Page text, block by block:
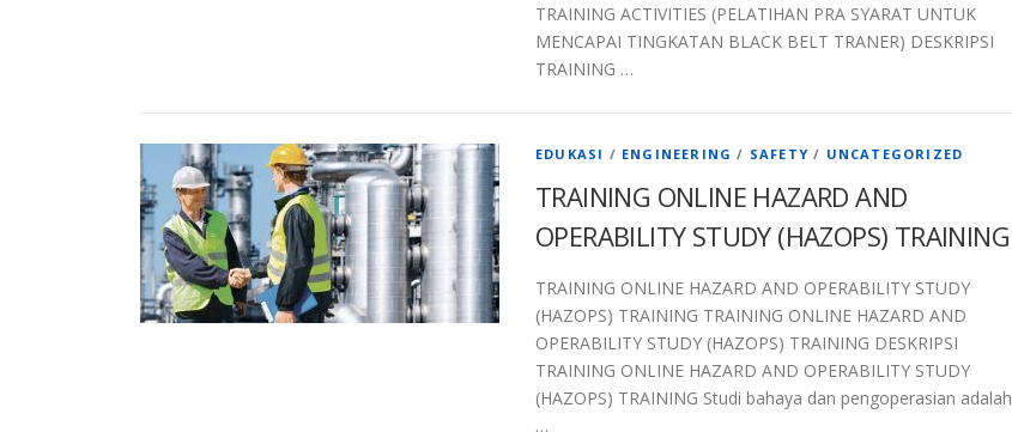
TRAINING ACTIVITIES (PELATIHAN PRA SYARAT UNTUK
MENCAPAI TINGKATAN BLACK BELT TRANER) DESKRIPSI
TRAINING …
EDUKASI / ENGINEERING / SAFETY / UNCATEGORIZED
TRAINING ONLINE HAZARD AND
OPERABILITY STUDY (HAZOPS) TRAINING
TRAINING ONLINE HAZARD AND OPERABILITY STUDY
(HAZOPS) TRAINING TRAINING ONLINE HAZARD AND
OPERABILITY STUDY (HAZOPS) TRAINING DESKRIPSI
TRAINING ONLINE HAZARD AND OPERABILITY STUDY
(HAZOPS) TRAINING Studi bahaya dan pengoperasian adalah
…